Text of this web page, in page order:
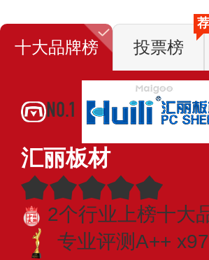
十大品牌榜 投票榜
荐
NO.1
汇丽板材
2个行业上榜十大
专业​评测A++ x97